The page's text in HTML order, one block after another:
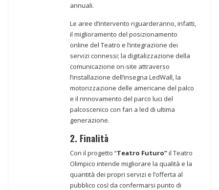
annuali.
Le aree d’intervento riguarderanno, infatti,
il miglioramento del posizionamento
online del Teatro e l’integrazione dei
servizi connessi; la digitalizzazione della
comunicazione on-site attraverso
l’installazione dell’insegna LedWall, la
motorizzazione delle americane del palco
e il rinnovamento del parco luci del
palcoscenico con fari a led di ultima
generazione.
2. Finalità
Con il progetto “Teatro Futuro”il Teatro
Olimpico intende migliorare la qualità e la
quantità dei propri servizi e l’offerta al
pubblico così da confermarsi punto di